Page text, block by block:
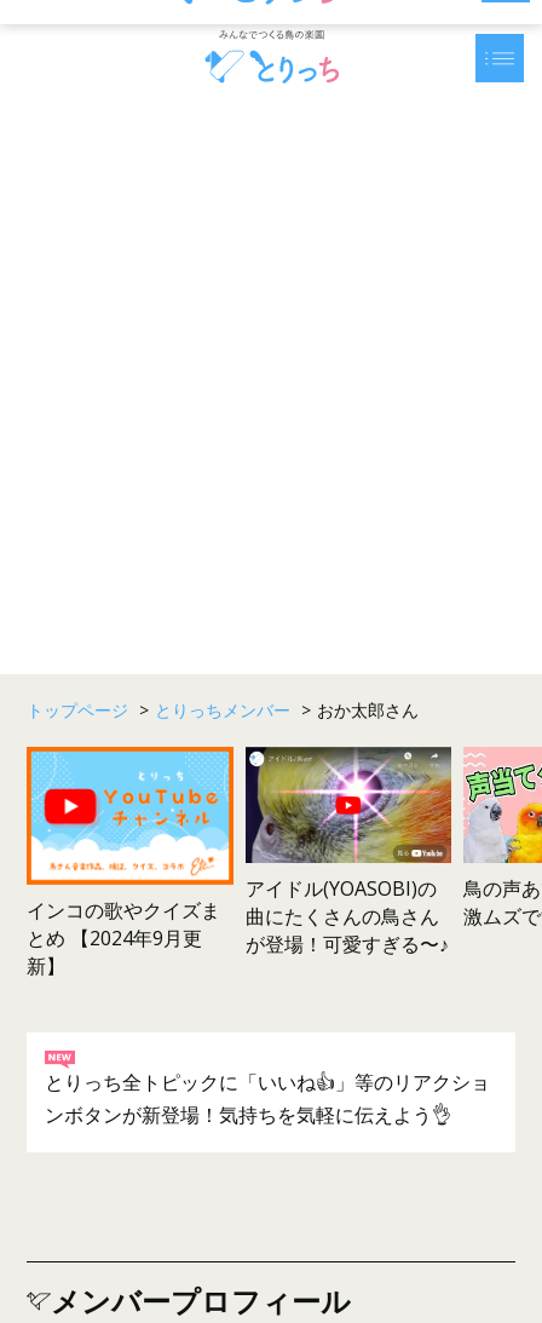
トップページ > とりっちメンバー > おか太郎さん
インコの歌やクイズま
とめ 【2024年9月更
新】
アイドル(YOASOBI)の
曲にたくさんの鳥さん
が登場！可愛すぎる〜♪
鳥の声
激ムズ
とりっち全トピックに「いいね👍」等のリアクショ
ンボタンが新登場！気持ちを気軽に伝えよう👌
メンバープロフィール